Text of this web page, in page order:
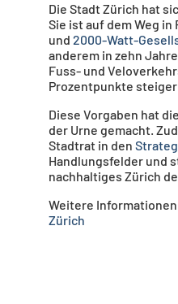
Die Stadt Zürich hat
Sie ist auf dem Weg
und 2000-Watt-
anderem in zehn
Fuss- und
Prozentpunkte
Diese Vorgaben hat
der Urne gemacht.
Stadtrat in den
Handlungsfelder und
nachhaltiges Zürich
Weitere
Zürich